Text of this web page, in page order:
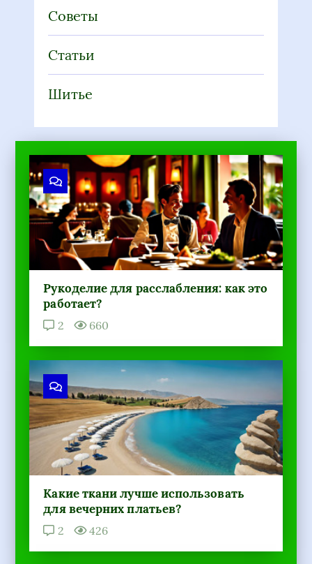
Советы
Статьи
Шитье
Рукоделие для расслабления: как это
работает?
2 660
Какие ткани лучше использовать
для вечерних платьев?
2 426